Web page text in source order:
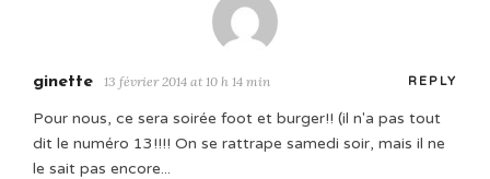
ginette 13 février 2014 at 10 h 14 min REPLY
Pour nous, ce sera soirée foot et burger!! (il n'a pas tout
dit le numéro 13!!!! On se rattrape samedi soir, mais il ne
le sait pas encore...